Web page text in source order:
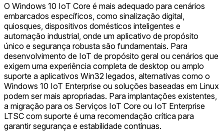
O Windows 10 IoT Core é mais adequado para cenários
embarcados específicos, como sinalização digital,
quiosques, dispositivos domésticos inteligentes e
automação industrial, onde um aplicativo de propósito
único e segurança robusta são fundamentais. Para
desenvolvimento de IoT de propósito geral ou cenários que
exigem uma experiência completa de desktop ou amplo
suporte a aplicativos Win32 legados, alternativas como o
Windows 10 IoT Enterprise ou soluções baseadas em Linux
podem ser mais apropriadas. Para implantações existentes,
a migração para os Serviços IoT Core ou IoT Enterprise
LTSC com suporte é uma recomendação crítica para
garantir segurança e estabilidade contínuas.